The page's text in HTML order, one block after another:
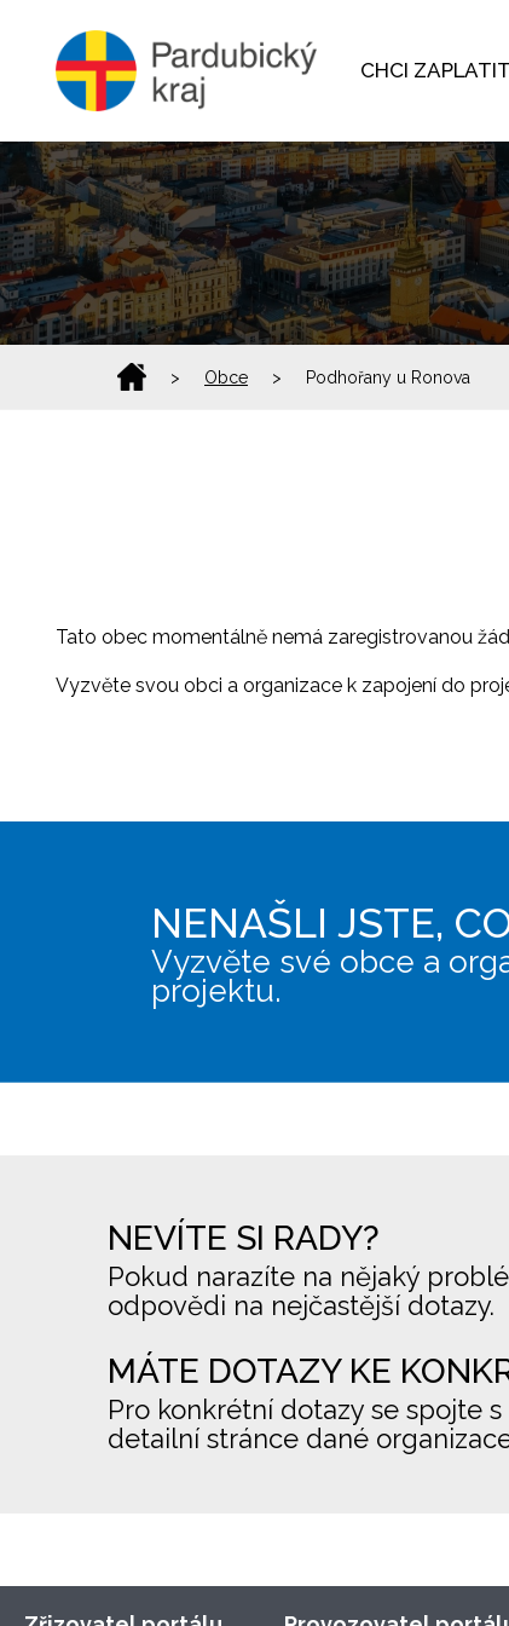
CHCI ZAPLATIT
> Obce > Podhořany u Ronova
Tato obec momentálně nemá zaregistrovanou
Vyzvěte svou obci a organizace k zapojení do
NENAŠLI JSTE,
Vyzvěte své obce a
projektu.
NEVÍTE SI RADY?
Pokud narazíte na nějaký
odpovědi na nejčastější dotazy.
MÁTE DOTAZY KE
Pro konkrétní dotazy se spojte
detailní stránce dané